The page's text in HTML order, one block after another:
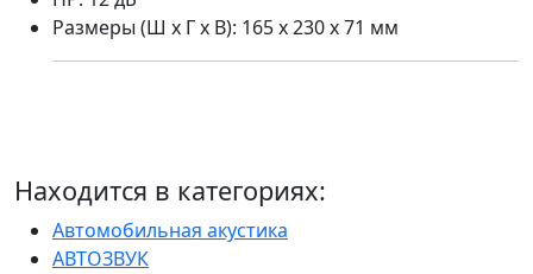
Размеры (Ш х Г х В): 165 х 230 х 71 мм
Находится в категориях:
Автомобильная акустика
АВТОЗВУК